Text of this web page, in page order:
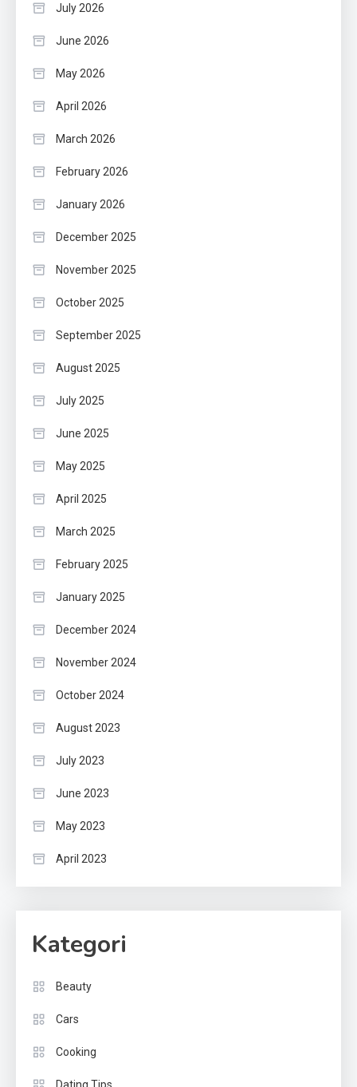
July 2026
June 2026
May 2026
April 2026
March 2026
February 2026
January 2026
December 2025
November 2025
October 2025
September 2025
August 2025
July 2025
June 2025
May 2025
April 2025
March 2025
February 2025
January 2025
December 2024
November 2024
October 2024
August 2023
July 2023
June 2023
May 2023
April 2023
Kategori
Beauty
Cars
Cooking